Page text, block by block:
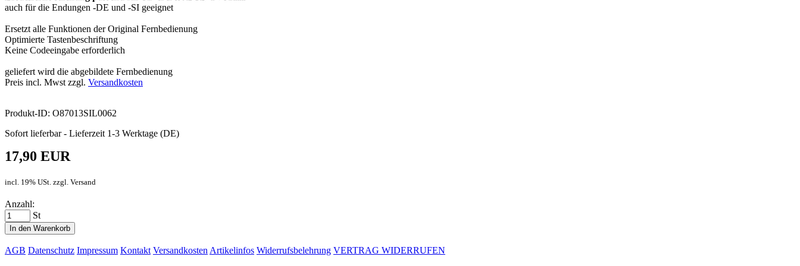
auch für die Endungen -DE und -SI geeignet
Ersetzt alle Funktionen der Original Fernbedienung
Optimierte Tastenbeschriftung
Keine Codeeingabe erforderlich
geliefert wird die abgebildete Fernbedienung
Preis incl. Mwst zzgl. Versandkosten
Produkt-ID: O87013SIL0062
Sofort lieferbar - Lieferzeit 1-3 Werktage (DE)
17,90 EUR
incl. 19% USt. zzgl. Versand
Anzahl:
St
In den Warenkorb
AGB Datenschutz Impressum Kontakt Versandkosten Artikelinfos Widerrufsbelehrung VERTRAG WIDERRUFEN